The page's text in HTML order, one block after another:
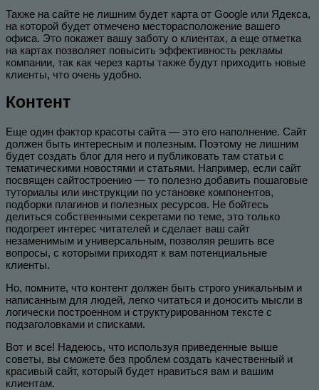
Также на сайте не лишним будет карта от Google или Ядекса,
на которой будет отмечено месторасположение вашего
офиса. Это покажет вашу заботу о клиентах, а еще отметка
на картах позволяет повысить эффективность рекламы
компании, так как через карты также будут приходить новые
клиенты, что очень удобно.
Контент
Еще один фактор красоты сайта — это его наполнение. Сайт
должен быть интересным и полезным. Поэтому не лишним
будет создать блог для него и публиковать там статьи с
тематическими новостями и статьями. Например, если сайт
посвящен сайтостроению — то полезно добавить пошаговые
туториалы или инструкции по установке компонентов,
подборки плагинов и полезных ресурсов. Не бойтесь
делиться собственными секретами по теме, это только
подогреет интерес читателей и сделает ваш сайт
незаменимым и универсальным, позволяя решить все
вопросы, с которыми приходят к вам потенциальные
клиенты.
Но, помните, что контент должен быть строго уникальным и
написанным для людей, легко читаться и доносить мысли в
логически построенном и структурированном тексте с
подзаголовками и списками.
Вот и все! Надеюсь, что используя приведенные выше
советы, вы сможете без проблем создать качественный и
красивый сайт, который будет нравиться вам и вашим
клиентам.